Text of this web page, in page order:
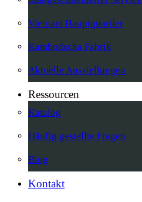
Vietnam Hauptquartier
Kambodscha Fabrik
Aktuelle Ausstellungen
Ressourcen
Katalog
Häufig gestellte Fragen
Blog
Kontakt